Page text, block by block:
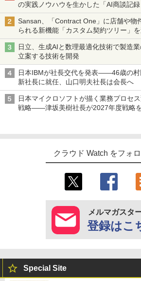
の実践ノウハウを生かした「AI商談記
Sansan、「Contract One」に店舗や物
られる新機能「カスタム契約ツリー」
日立、生成AIと数理最適化技術で製造
立案する技術を開発
日本IBMが社長交代を発表――46歳の村
新社長に就任、山口明夫社長は会長へ
日本マイクロソフトが描く業務プロセ
戦略――津坂美樹社長が2027年度戦略
クラウド Watch をフォ
メルマガスタ
登録はこ
Special Site